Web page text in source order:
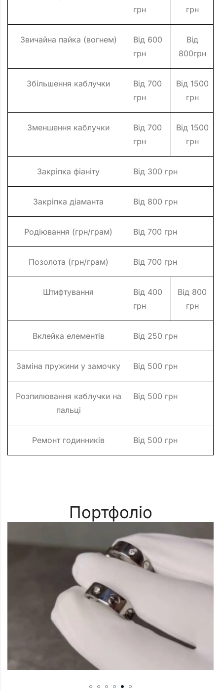
грн
грн
Звичайна пайка (вогнем)
Від 600
грн
Від
800грн
Збільшення каблучки
Від 700
грн
Від 1500
грн
Зменшення каблучки
Від 700
грн
Від 1500
грн
Закріпка фіаніту Від 300 грн
Закріпка діаманта Від 800 грн
Родіювання (грн/грам) Від 700 грн
Позолота (грн/грам) Від 700 грн
Штифтування
Від 400
грн
Від 800
грн
Вклейка елементів Від 250 грн
Заміна пружини у замочку Від 500 грн
Розпилювання каблучки на
пальці
Від 500 грн
Ремонт годинників Від 500 грн
Портфоліо